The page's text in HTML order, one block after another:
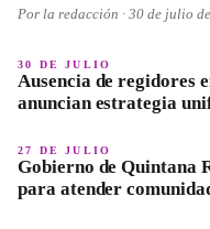
Por la redacción · 30 de julio
30 DE JULIO
Ausencia de regidores
anuncian estrategia
27 DE JULIO
Gobierno de Quintana
para atender